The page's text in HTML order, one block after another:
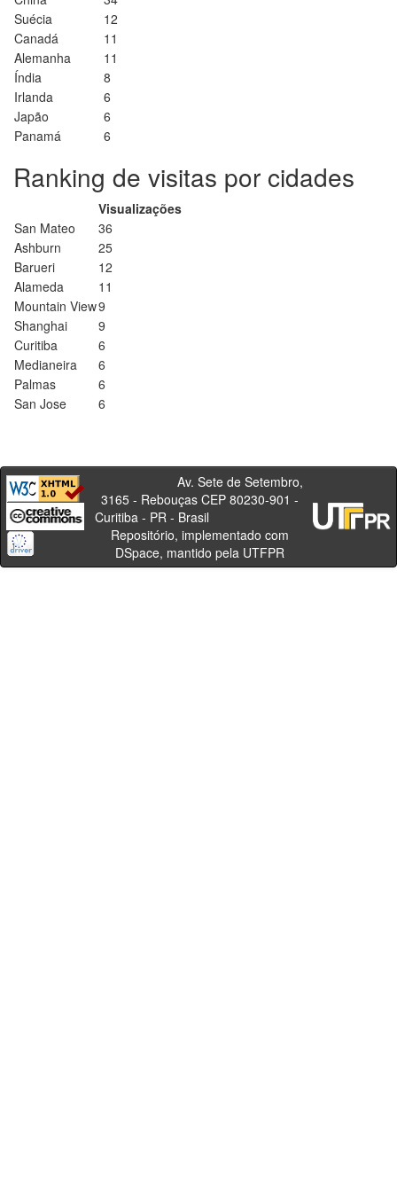
Suécia
12
Canadá
11
Alemanha
11
Índia
8
Irlanda
6
Japão
6
Panamá
6
Ranking de visitas por cidades
Visualizações
San Mateo
36
Ashburn
25
Barueri
12
Alameda
11
Mountain View9
Shanghai
9
Curitiba
6
Medianeira
6
Palmas
6
San Jose
6
Av. Sete de Setembro,
3165 - Rebouças CEP 80230-901 -
Curitiba - PR - Brasil
Repositório, implementado com
DSpace, mantido pela UTFPR